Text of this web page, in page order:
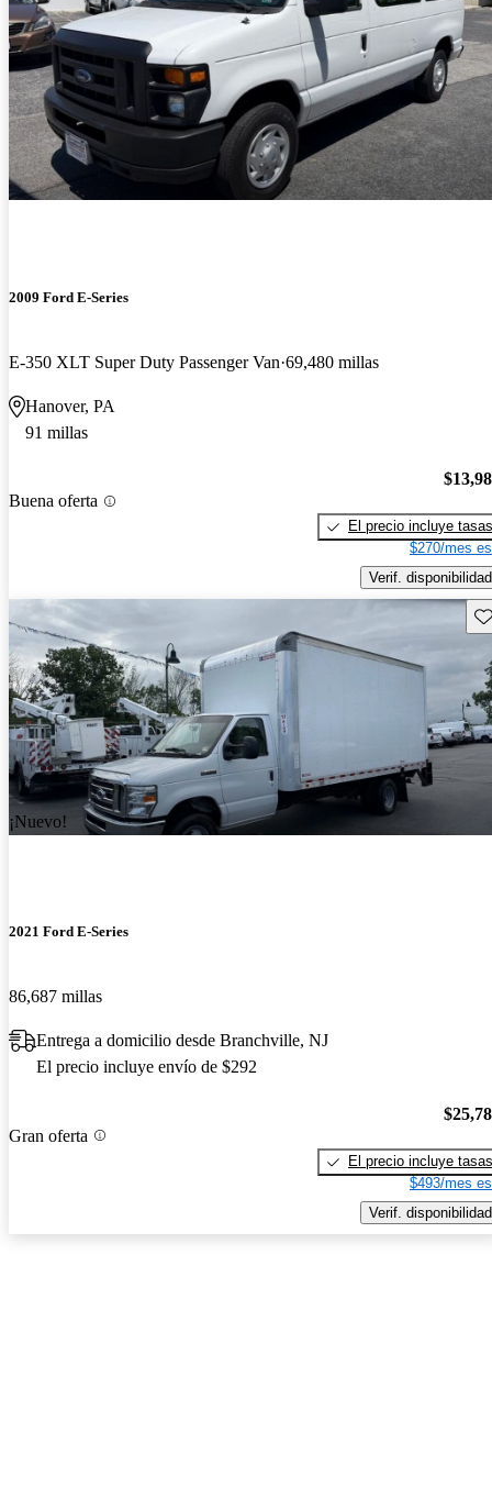
2009 Ford E-Series
E-350 XLT Super Duty Passenger Van 69,480 millas
Hanover, PA
91 millas
Buena oferta
El precio incluye tasas
$270/mes
Verif. disponibilidad
¡Nuevo!
2021 Ford E-Series
86,687 millas
Entrega a domicilio desde Branchville, NJ
El precio incluye envío de $292
Gran oferta
El precio incluye tasas
$493/mes
Verif. disponibilidad